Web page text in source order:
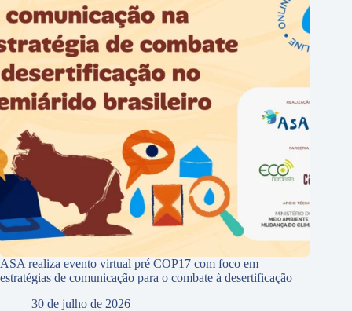
ASA realiza evento virtual pré COP17 com foco em
estratégias de comunicação para o combate à desertificação
30 de julho de 2026